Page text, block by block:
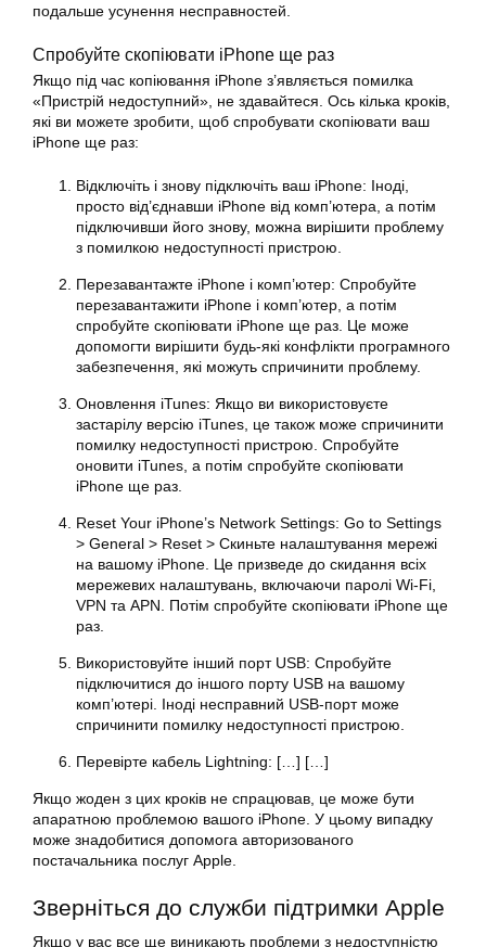
подальше усунення несправностей.
Спробуйте скопіювати iPhone ще раз
Якщо під час копіювання iPhone з’являється помилка
«Пристрій недоступний», не здавайтеся. Ось кілька кроків,
які ви можете зробити, щоб спробувати скопіювати ваш
iPhone ще раз:
Відключіть і знову підключіть ваш iPhone: Іноді,
просто від’єднавши iPhone від комп’ютера, а потім
підключивши його знову, можна вирішити проблему
з помилкою недоступності пристрою.
Перезавантажте iPhone і комп’ютер: Спробуйте
перезавантажити iPhone і комп’ютер, а потім
спробуйте скопіювати iPhone ще раз. Це може
допомогти вирішити будь-які конфлікти програмного
забезпечення, які можуть спричинити проблему.
Оновлення iTunes: Якщо ви використовуєте
застарілу версію iTunes, це також може спричинити
помилку недоступності пристрою. Спробуйте
оновити iTunes, а потім спробуйте скопіювати
iPhone ще раз.
Reset Your iPhone’s Network Settings: Go to Settings
> General > Reset > Скиньте налаштування мережі
на вашому iPhone. Це призведе до скидання всіх
мережевих налаштувань, включаючи паролі Wi-Fi,
VPN та APN. Потім спробуйте скопіювати iPhone ще
раз.
Використовуйте інший порт USB: Спробуйте
підключитися до іншого порту USB на вашому
комп’ютері. Іноді несправний USB-порт може
спричинити помилку недоступності пристрою.
Перевірте кабель Lightning: […] […]
Якщо жоден з цих кроків не спрацював, це може бути
апаратною проблемою вашого iPhone. У цьому випадку
може знадобитися допомога авторизованого
постачальника послуг Apple.
Зверніться до служби підтримки Apple
Якщо у вас все ще виникають проблеми з недоступністю